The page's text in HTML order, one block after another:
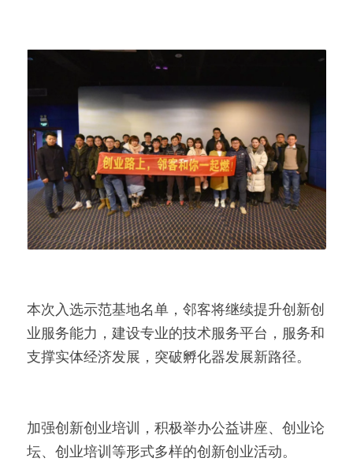
本次入选示范基地名单，邻客将继续提升创新创
业服务能力，建设专业的技术服务平台，服务和
支撑实体经济发展，突破孵化器发展新路径。
加强创新创业培训，积极举办公益讲座、创业论
坛、创业培训等形式多样的创新创业活动。